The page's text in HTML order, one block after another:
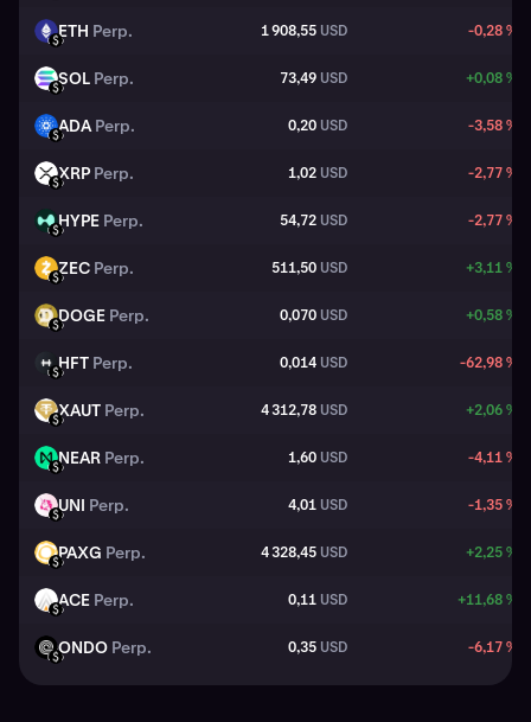
ETH
USDETH Perp. 1 908,55 USD -0,28 %
SOL
USDSOL Perp. 73,49 USD +0,08 %
ADA
USDADAPerp. 0,20 USD -3,58 %
XRP
USDXRP Perp. 1,02 USD -2,77 %
HYPE
USDHYPE Perp. 54,72 USD -2,77 %
ZEC
USDZEC Perp. 511,50 USD +3,11 %
DOGE
USDDOGE Perp. 0,070 USD +0,58 %
HFT
USDHFT Perp. 0,014 USD -62,98 %
XAUT
USDXAUT Perp. 4 312,78 USD +2,06 %
NEAR
USDNEAR Perp. 1,60 USD -4,11 %
UNI
USDUNI Perp. 4,01 USD -1,35 %
PAXG
USDPAXG Perp. 4 328,45 USD +2,25 %
ACE
USDACE Perp. 0,11 USD +11,68 %
ONDO
USDONDO Perp. 0,35 USD -6,17 %